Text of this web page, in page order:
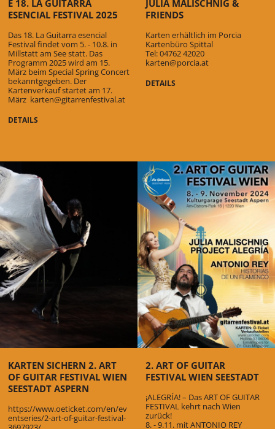
E 18. LA GUITARRA
ESENCIAL FESTIVAL 2025
Das 18. La Guitarra esencial
Festival findet vom 5. - 10.8. in
Millstatt am See statt. Das
Programm 2025 wird am 15.
März beim Special Spring Concert
bekanntgegeben. Der
Kartenverkauf startet am 17.
März karten@gitarrenfestival.at
DETAILS
JULIA MALISCHNIG &
FRIENDS
Karten erhältlich im Porcia
Kartenbüro Spittal
Tel: 04762 42020
karten@porcia.at
DETAILS
KARTEN SICHERN 2. ART
OF GUITAR FESTIVAL WIEN
SEESTADT ASPERN
https://www.oeticket.com/en/ev
entseries/2-art-of-guitar-festival-
2. ART OF GUITAR
FESTIVAL WIEN SEESTADT
¡ALEGRÍA! – Das ART OF GUITAR
FESTIVAL kehrt nach Wien
zurück!
8. - 9.11. mit ANTONIO REY